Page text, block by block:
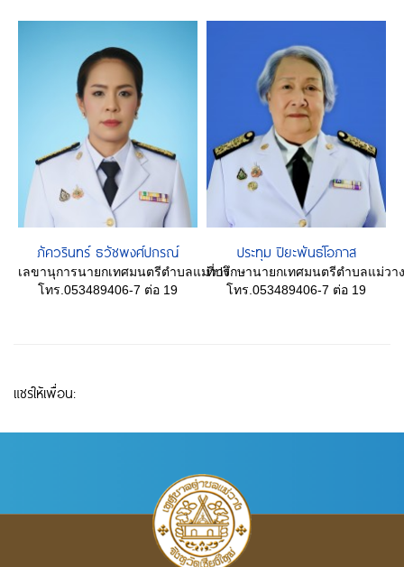
ภัควรินทร์ ธวัชพงศ์ปกรณ์
เลขานุการนายกเทศมนตรีตำบลแม่วาง
โทร.053489406-7 ต่อ 19
ประทุม ปิยะพันธ์โอภาส
ที่ปรึกษานายกเทศมนตรีตำบลแม่วาง
โทร.053489406-7 ต่อ 19
แชร์ให้เพื่อน: